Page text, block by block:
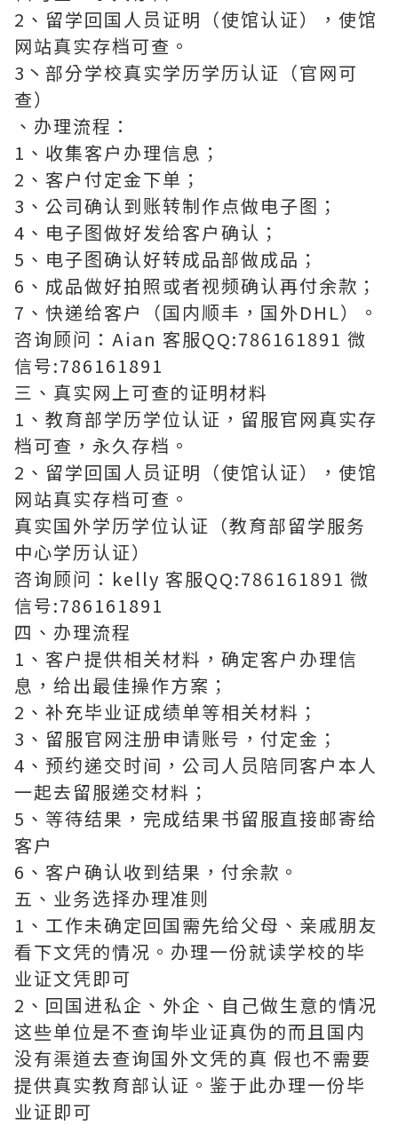
2、留学回国人员证明（使馆认证），使馆
网站真实存档可查。
3丶部分学校真实学历学历认证（官网可
查）
、办理流程：
1、收集客户办理信息；
2、客户付定金下单；
3、公司确认到账转制作点做电子图；
4、电子图做好发给客户确认；
5、电子图确认好转成品部做成品；
6、成品做好拍照或者视频确认再付余款；
7、快递给客户（国内顺丰，国外DHL）。
咨询顾问：Aian 客服QQ:786161891 微
信号:786161891
三、真实网上可查的证明材料
1、教育部学历学位认证，留服官网真实存
档可查，永久存档。
2、留学回国人员证明（使馆认证），使馆
网站真实存档可查。
真实国外学历学位认证（教育部留学服务
中心学历认证）
咨询顾问：kelly 客服QQ:786161891 微
信号:786161891
四、办理流程
1、客户提供相关材料，确定客户办理信
息，给出最佳操作方案；
2、补充毕业证成绩单等相关材料；
3、留服官网注册申请账号，付定金；
4、预约递交时间，公司人员陪同客户本人
一起去留服递交材料；
5、等待结果，完成结果书留服直接邮寄给
客户
6、客户确认收到结果，付余款。
五、业务选择办理准则
1、工作未确定回国需先给父母、亲戚朋友
看下文凭的情况。办理一份就读学校的毕
业证文凭即可
2、回国进私企、外企、自己做生意的情况
这些单位是不查询毕业证真伪的而且国内
没有渠道去查询国外文凭的真 假也不需要
提供真实教育部认证。鉴于此办理一份毕
业证即可